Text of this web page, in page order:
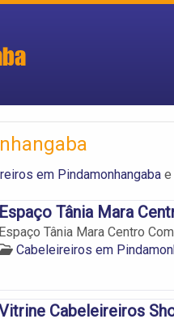
em Pindamonhangaba e
Espaço Tânia Mara
Espaço Tânia Mara Centro
Cabeleireiros em
Cabeleireiros